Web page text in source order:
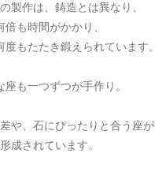
製作は、鋳造とは異なり、
倍も時間がかかり、
度もたたき鍛えられています。
座も一つずつが手作り。
や、石にぴったりと合う座が
形成されています。